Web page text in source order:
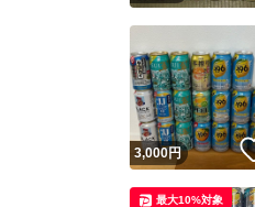
3,000円
最大10%対象